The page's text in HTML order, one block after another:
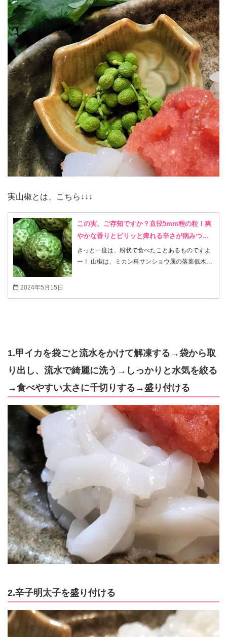
実山椒とは、こちら↓↓↓
この実、ご存知ですか？直径5mm程の粒！爽
やかな香りとピリッと痺れる辛さが病みつ
き！お弁当に合う佃煮
きっと一度は、粉状で食べたことあるものですよ
ー！ 山椒は、ミカン科サンショウ属の落葉低木。
お馴染みの鰻の蒲焼き等にかける「粉山椒」で
を合わせて煮た【ちりめん山椒】は、お弁当の付
け合せにピッタリ！美味しいですよー！ また、
「葉山椒」も美味しいですよー！
2024年5月15日
1.甲イカを袋ごと流水をかけて解凍する→袋から取
り出し、流水で綺麗に洗う→しっかりと水気を絞る
→食べやすい太さに千切りする→盛り付ける
2.辛子明太子を盛り付ける